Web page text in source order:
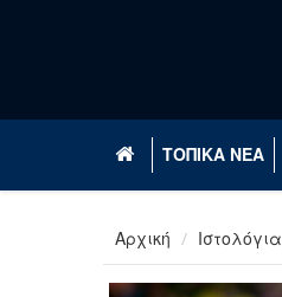
ΤΟΠΙΚΑ ΝΕΑ
Αρχική Ιστολόγια